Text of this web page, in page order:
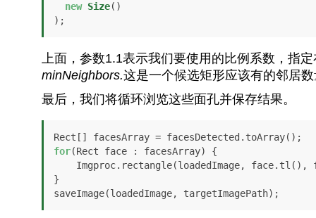
new Size()
);
上面，参数1.1表示我们要使用的比例系数，指
minNeighbors.这是一个候选矩形应该有的邻居
最后，我们将循环浏览这些面孔并保存结果。
for(Rect face : facesArray) {
Imgproc.rectangle(loadedImage,
}
saveImage(loadedImage, targetImagePath);